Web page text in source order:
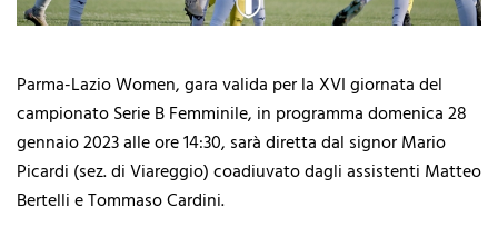
Parma-Lazio Women, gara valida per la XVI giornata del
campionato Serie B Femminile, in programma domenica 28
gennaio 2023 alle ore 14:30, sarà diretta dal signor Mario
Picardi (sez. di Viareggio) coadiuvato dagli assistenti Matteo
Bertelli e Tommaso Cardini.